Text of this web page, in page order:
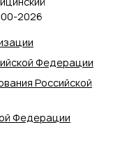
Федерации
Российской
Федерации